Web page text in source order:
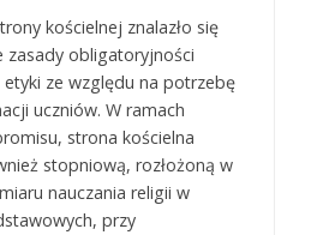
kościelnej znalazło się
zasady obligatoryjności
ze względu na potrzebę
uczniów. W ramach
strona kościelna
stopniową, rozłożoną w
nauczania religii w
przy